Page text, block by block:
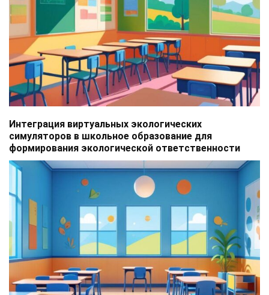
Интеграция виртуальных экологических
симуляторов в школьное образование для
формирования экологической ответственности